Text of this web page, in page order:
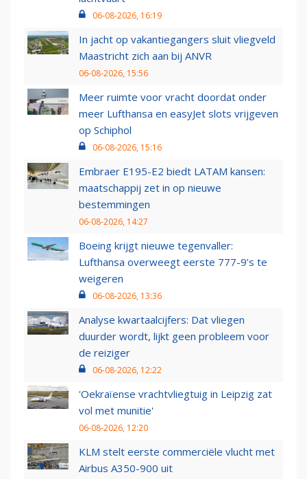
06-08-2026, 16:19
In jacht op vakantiegangers sluit vliegveld
Maastricht zich aan bij ANVR
06-08-2026, 15:56
Meer ruimte voor vracht doordat onder
meer Lufthansa en easyJet slots vrijgeven
op Schiphol
06-08-2026, 15:16
Embraer E195-E2 biedt LATAM kansen:
maatschappij zet in op nieuwe
bestemmingen
06-08-2026, 14:27
Boeing krijgt nieuwe tegenvaller:
Lufthansa overweegt eerste 777-9’s te
weigeren
06-08-2026, 13:36
Analyse kwartaalcijfers: Dat vliegen
duurder wordt, lijkt geen probleem voor
de reiziger
06-08-2026, 12:22
'Oekraïense vrachtvliegtuig in Leipzig zat
vol met munitie'
06-08-2026, 12:20
KLM stelt eerste commerciële vlucht met
Airbus A350-900 uit